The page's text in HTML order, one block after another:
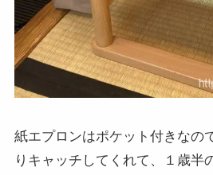
紙エプロンはポケット付きなの
りキャッチしてくれて、１歳半